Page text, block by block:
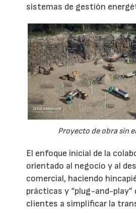
sistemas de gestión
Proyecto de obra sin
El enfoque inicial de la
orientado al negocio y al
comercial, haciendo
prácticas y “plug-and-play”
clientes a simplificar la